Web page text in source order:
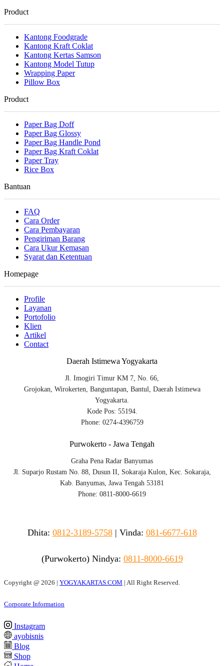
Product
Kantong Foodgrade
Kantong Kraft Coklat
Kantong Kertas Samson
Kantong Model Tutup
Wrapping Paper
Pillow Box
Product
Paper Bag Doff
Paper Bag Glossy
Paper Bag Handle Pond
Paper Bag Kraft Coklat
Paper Tray
Rice Box
Bantuan
FAQ
Cara Order
Cara Pembayaran
Pengiriman Barang
Cara Ukur Kemasan
Syarat dan Ketentuan
Homepage
Profile
Layanan
Portofolio
Klien
Artikel
Contact
Daerah Istimewa Yogyakarta
Jl. Imogiri Timur KM 7, No. 66,
Grojokan, Wirokerten, Banguntapan, Bantul, Daerah Istimewa
Yogyakarta.
Kode Pos: 55194.
Phone: 0274-4396759
Purwokerto - Jawa Tengah
Graha Pena Radar Banyumas
Jl. Suparjo Rustam No. 88, Dusun II, Sokaraja Kulon, Kec. Sokaraja,
Kab. Banyumas, Jawa Tengah 53181
Phone: 0811-8000-6619
Dhita: 0812-3189-5758| Vinda: 081-6677-618
(Purwokerto) Nindya: 0811-8000-6619
Copyright @ 2026 | YOGYAKARTAS.COM | All Right Reserved.
Corporate Information
Instagram
ayobisnis
Blog
Shop